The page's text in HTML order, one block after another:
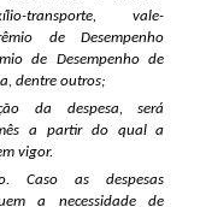
transporte, vale-
de Desempenho
de Desempenho de
dentre outros;
da despesa, será
a partir do qual a
vigor.
Caso as despesas
a necessidade de